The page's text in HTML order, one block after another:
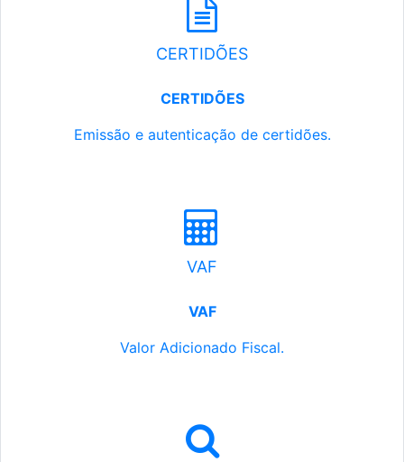
CERTIDÕES
CERTIDÕES
Emissão e autenticação de certidões.
VAF
VAF
Valor Adicionado Fiscal.